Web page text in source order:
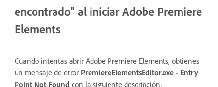
encontrado" al iniciar Adobe Premiere
Elements
Cuando intentas abrir Adobe Premiere Elements, obtienes
un mensaje de error PremiereElementsEditor.exe - Entry
Point Not Found con la siguiente descripción: